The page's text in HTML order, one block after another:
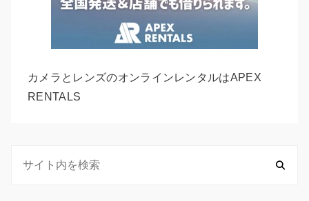
カメラとレンズのオンラインレンタルはAPEX
RENTALS